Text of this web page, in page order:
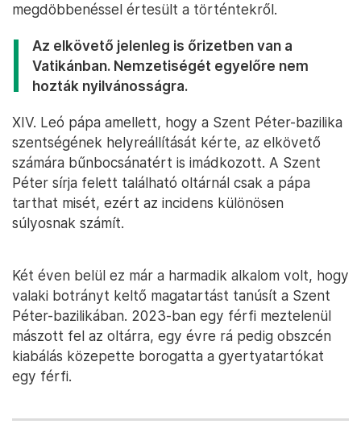
megdöbbenéssel értesült a történtekről.
Az elkövető jelenleg is őrizetben van a
Vatikánban. Nemzetiségét egyelőre nem
hozták nyilvánosságra.
XIV. Leó pápa amellett, hogy a Szent Péter-bazilika
szentségének helyreállítását kérte, az elkövető
számára bűnbocsánatért is imádkozott. A Szent
Péter sírja felett található oltárnál csak a pápa
tarthat misét, ezért az incidens különösen
súlyosnak számít.
Két éven belül ez már a harmadik alkalom volt, hogy
valaki botrányt keltő magatartást tanúsít a Szent
Péter-bazilikában. 2023-ban egy férfi meztelenül
mászott fel az oltárra, egy évre rá pedig obszcén
kiabálás közepette borogatta a gyertyatartókat
egy férfi.